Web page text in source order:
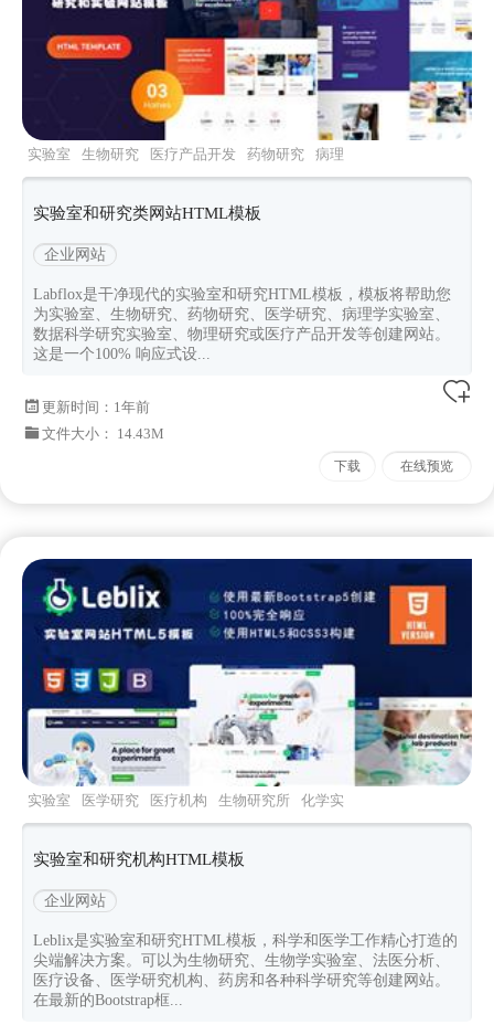
实验室 生物研究 医疗产品开发 药物研究
病理
学实验室
实验室和研究类网站HTML模板
企业网站
Labflox是干净现代的实验室和研究HTML模板，模板将帮助您
为实验室、生物研究、药物研究、医学研究、病理学实验室、
数据科学研究实验室、物理研究或医疗产品开发等创建网站。
这是一个100% 响应式设...
更新时间： 1年前
文件大小： 14.43M
下载 在线预览
实验室 医学研究 医疗机构 生物研究所
化学实
验
实验室和研究机构HTML模板
企业网站
Leblix是实验室和研究HTML模板，科学和医学工作精心打造的
尖端解决方案。可以为生物研究、生物学实验室、法医分析、
医疗设备、医学研究机构、药房和各种科学研究等创建网站。
在最新的Bootstrap框...